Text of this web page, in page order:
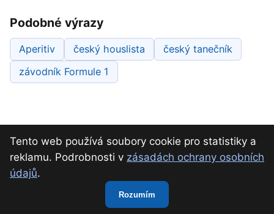
Podobné výrazy
Aperitiv český houslista
český tanečník
závodník Formule 1
O násKontakt
Slovník křížovek · osobní projekt · Radek Szurman
Tento web používá soubory cookie pro statistiky a
reklamu. Podrobnosti v zásadách ochrany osobních
údajů.
Rozumím